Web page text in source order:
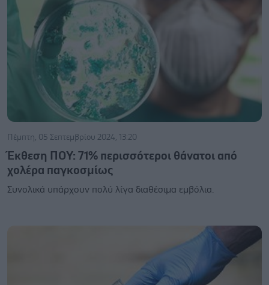
Πέμπτη, 05 Σεπτεμβρίου 2024, 13:20
Έκθεση ΠΟΥ: 71% περισσότεροι θάνατοι από
χολέρα παγκοσμίως
Συνολικά υπάρχουν πολύ λίγα διαθέσιμα εμβόλια.